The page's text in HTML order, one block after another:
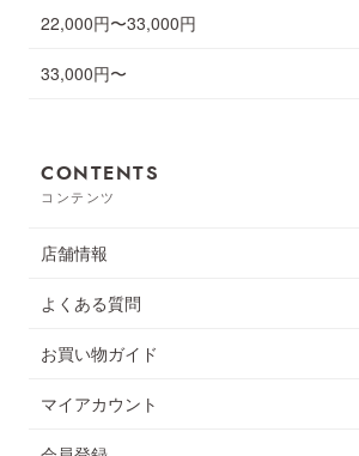
22,000円〜33,000円
33,000円〜
CONTENTS
コンテンツ
店舗情報
よくある質問
お買い物ガイド
マイアカウント